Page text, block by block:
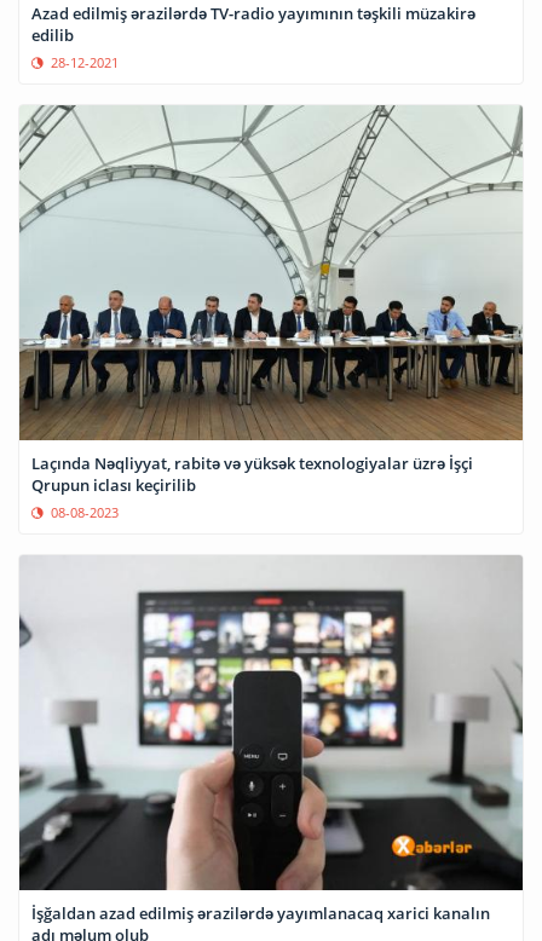
Azad edilmiş ərazilərdə TV-radio yayımının təşkili müzakirə
edilib
28-12-2021
Laçında Nəqliyyat, rabitə və yüksək texnologiyalar üzrə İşçi
Qrupun iclası keçirilib
08-08-2023
İşğaldan azad edilmiş ərazilərdə yayımlanacaq xarici kanalın
adı məlum olub